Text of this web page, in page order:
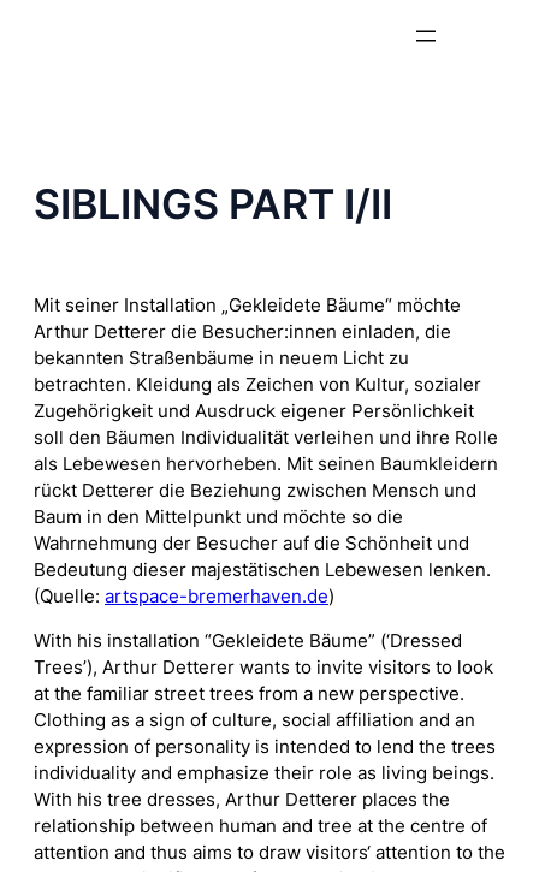
SIBLINGS PART I/II
Mit seiner Installation „Gekleidete Bäume“ möchte
Arthur Detterer die Besucher:innen einladen, die
bekannten Straßenbäume in neuem Licht zu
betrachten. Kleidung als Zeichen von Kultur, sozialer
Zugehörigkeit und Ausdruck eigener Persönlichkeit
soll den Bäumen Individualität verleihen und ihre Rolle
als Lebewesen hervorheben. Mit seinen Baumkleidern
rückt Detterer die Beziehung zwischen Mensch und
Baum in den Mittelpunkt und möchte so die
Wahrnehmung der Besucher auf die Schönheit und
Bedeutung dieser majestätischen Lebewesen lenken.
(Quelle: artspace-bremerhaven.de)
With his installation “Gekleidete Bäume” (‘Dressed
Trees’), Arthur Detterer wants to invite visitors to look
at the familiar street trees from a new perspective.
Clothing as a sign of culture, social affiliation and an
expression of personality is intended to lend the trees
individuality and emphasize their role as living beings.
With his tree dresses, Arthur Detterer places the
relationship between human and tree at the centre of
attention and thus aims to draw visitors‘ attention to the